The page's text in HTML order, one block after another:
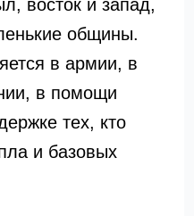
восток и запад,
общины.
в армии, в
в помощи
тех, кто
и базовых